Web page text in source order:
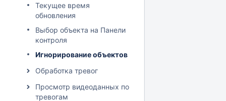
Текущее время
обновления
Выбор объекта на Панели
контроля
Игнорирование объектов
Обработка тревог
Просмотр видеоданных по
тревогам